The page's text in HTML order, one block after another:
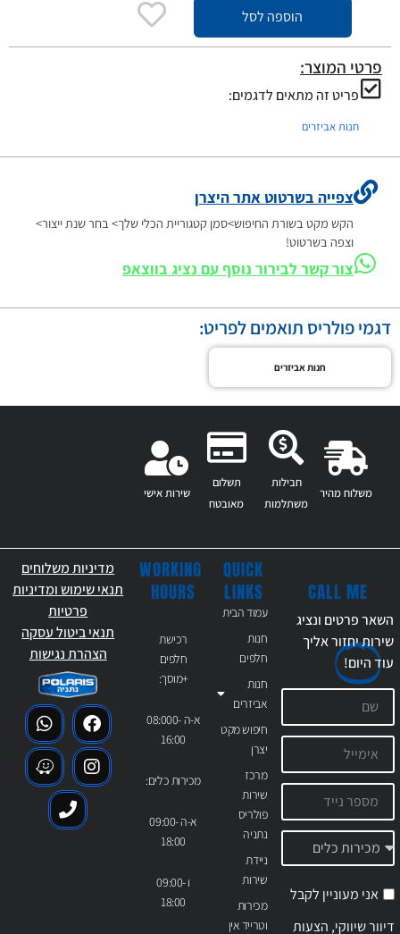
הוספה לסל
פרטי המוצר:
פריט זה מתאים לדגמים:
חנות אביזרים
צפייה בשרטוט אתר היצרן
הקש מקט בשורת החיפוש>סמן קטגוריית הכלי שלך> בחר שנת ייצור>
וצפה בשרטוט!
צור קשר לבירור נוסף עם נציג בווצאפ
דגמי פולריס תואמים לפריט:
חנות אביזרים
משלוח מהיר
חבילות
משתלמות
תשלום
מאובטח
שירות אישי
QUICK
LINKS
עמוד הבית
חנות
חלפים
חנות
אביזרים
חיפוש מקט
יצרן
מרכז
שירות
פולריס
נתניה
ניידת
שירות
מכירות
וטרייד אין
WORKING
HOURS
רכישת
חלפים
+מוסך:
א-ה 08:000-
16:00
מכירות כלים:
א-ה 09:00-
18:00
ו 09:00-
18:00
CALL ME
השאר פרטים ונציג
שירות יחזור אליך
עודהיום!
אני מעוניין לקבל
דיוור שיווקי, הצעות
מדיניות משלוחים
תנאי שימוש ומדיניות
פרטיות
תנאי ביטול עסקה
הצהרת נגישות